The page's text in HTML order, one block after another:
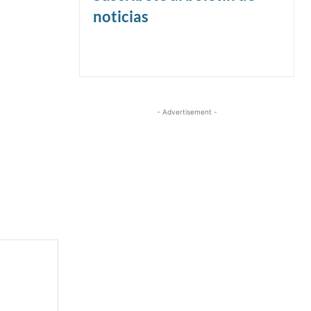
noticias
- Advertisement -